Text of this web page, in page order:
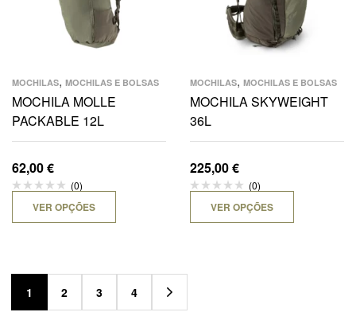
MOCHILAS, MOCHILAS E BOLSAS
MOCHILA MOLLE
PACKABLE 12L
62,00€
(0)
VER OPÇÕES
MOCHILAS, MOCHILAS E BOLSAS
MOCHILA SKYWEIGHT
36L
225,00€
(0)
VER OPÇÕES
1 2 3 4